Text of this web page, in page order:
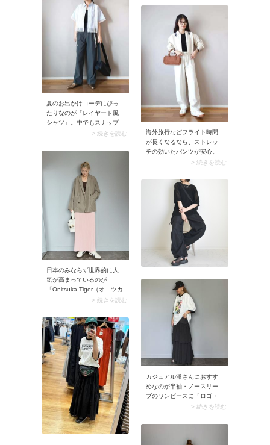
がありながらも気負わず取
り入れられるのが魅力で
す。50代にとっても着こな
しやすく、無理なく今っぽ
いスタイリングが楽しめま
す。ちなみにボリュームス
リーブは特定のデザインで
はなく、ふわりと膨らませ
た袖の総称。袖山や袖口に
量感を集めたり、ニットや
アウターに使われていたり
と、バリエーションはさま
夏のお出かけコーデにぴっ
たりなのが「レイヤード風
シャツ」。中でもスナップ
のようなシアー素材×シャツ
ドとトレンド感を兼ね備え
た人気アイテム。1枚で異素
材MIXのコーデが楽しめます
> 続きを読む
海外旅行などフライト時間
が長くなるなら、ストレッ
チの効いたパンツが安心。
イチ押しは「薄手のジョガ
ツ」です。ゆったりしとシ
ルエットかつ生地に伸縮性
があるため穿き心地はバツ
グン。動きやすく、スポー
ティなルックスも魅力で
> 続きを読む
日本のみならず世界的に人
気が高まっているのが
「Onitsuka Tiger（オニツカ
タイガー）」のスニーカ
染むすっきりとしたデザイ
ンが注目を集めています。
クリーンな白ならオフィス
シーンにも取り入れやいで
すよ。
> 続きを読む
カジュアル派さんにおすす
めなのが半袖・ノースリー
ブのワンピースに「ロゴ・
プリントTシャツ」を重ね着
トコーデに見えるため同じ
> 続きを読む